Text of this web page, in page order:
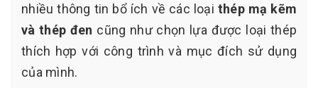
nhiều thông tin bổ ích về các loại thép mạ kẽm
và thép đen cũng như chọn lựa được loại thép
thích hợp với công trình và mục đích sử dụng
của mình.